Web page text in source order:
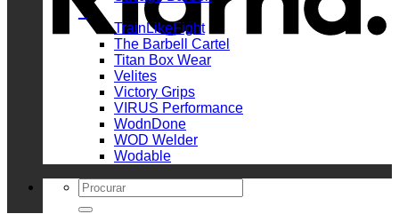
_
TrainLikeFight
The Barbell Cartel
Titan Box Wear
Velites
Victory Grips
VIRUS Performance
WodnDone
WOD Welder
Wodable
Search
for: